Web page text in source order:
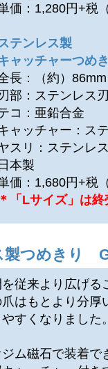
価：1,280円+税
テンレス製
ャッチャーつめ
長：（約）86mm
部：ステンレス
コ：亜鉛合金
ャッチャー：ス
スリ：ステンレ
本製
価：1,680円+税
＊「Lサイズ」は
製つめきり
従来より広げる
はもとより分厚
すくなりました
ム磁石で装着で